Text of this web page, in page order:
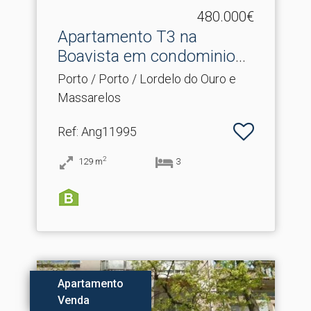
480.000€
Apartamento T3 na
Boavista em condominio
fech.​..
Porto / Porto / Lordelo do Ouro e
Massarelos
Ref: Ang11995
129 m2 3
Apartamento
Venda